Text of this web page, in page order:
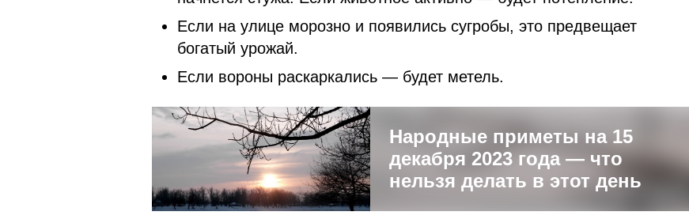
Если на улице морозно и появились сугробы, это предвещает
богатый урожай.
Если вороны раскаркались — будет метель.
Народные приметы на 15
декабря 2023 года — что
нельзя делать в этот день